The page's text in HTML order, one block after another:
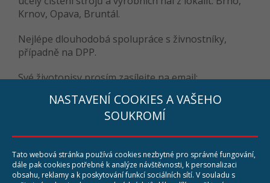
Krnov, Opava, Bruntál.
Nejlépe dlouhodobá spolupráce s živnostníky,
případně na DPP.
Své životopisy prosím zasílejte na email:
ALEGO průmyslové čištění s.r.o.
NASTAVENÍ COOKIES A VAŠEHO
SOUKROMÍ
Tato webová stránka používá cookies nezbytné pro správné fungování,
dále pak cookies potřebné k analýze návštěvnosti, k personalizaci
obsahu, reklamy a k poskytování funkcí sociálních sítí. V souladu s